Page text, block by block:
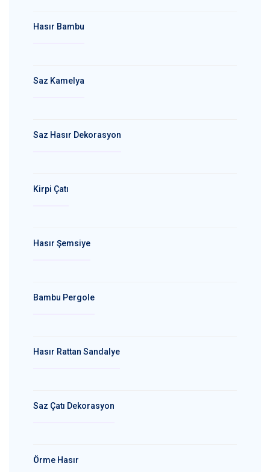
Hasır Bambu
Saz Kamelya
Saz Hasır Dekorasyon
Kirpi Çatı
Hasır Şemsiye
Bambu Pergole
Hasır Rattan Sandalye
Saz Çatı Dekorasyon
Örme Hasır